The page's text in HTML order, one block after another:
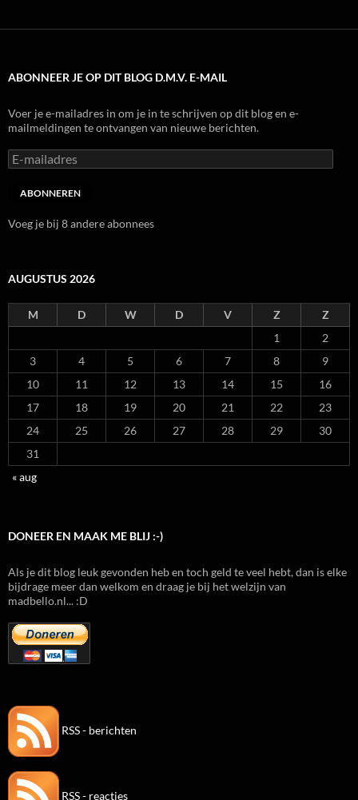
ABONNEER JE OP DIT BLOG D.M.V. E-MAIL
Voer je e-mailadres in om je in te schrijven op dit blog en e-
mailmeldingen te ontvangen van nieuwe berichten.
E-
mailadres
ABONNEREN
Voeg je bij 8 andere abonnees
AUGUSTUS 2026
M D W D V Z
Z
1
2
3
4 5 6 7 8
9
10
11 12 13 14 15
16
17
18 19 20 21 22
23
24
25 26 27 28 29
30
31
« aug
DONEER EN MAAK ME BLIJ :-)
Als je dit blog leuk gevonden heb en toch geld te veel hebt, dan is elke
bijdrage meer dan welkom en draag je bij het welzijn van
madbello.nl... :D
RSS - berichten
RSS - reacties